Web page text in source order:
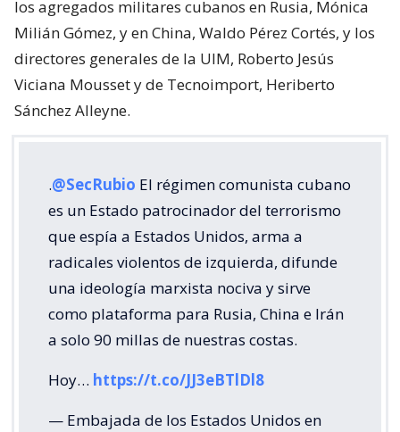
los agregados militares cubanos en Rusia, Mónica
Milián Gómez, y en China, Waldo Pérez Cortés, y los
directores generales de la UIM, Roberto Jesús
Viciana Mousset y de Tecnoimport, Heriberto
Sánchez Alleyne.
.@SecRubio El régimen comunista cubano
es un Estado patrocinador del terrorismo
que espía a Estados Unidos, arma a
radicales violentos de izquierda, difunde
una ideología marxista nociva y sirve
como plataforma para Rusia, China e Irán
a solo 90 millas de nuestras costas.
Hoy… https://t.co/JJ3eBTlDl8
— Embajada de los Estados Unidos en